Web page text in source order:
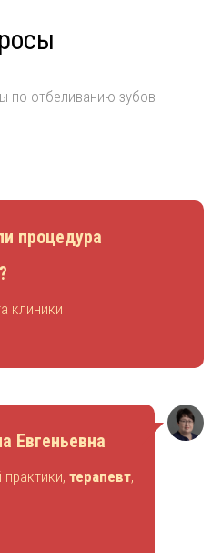
по отбеливанию зубов
процедура
клиники
Евгеньевна
терапевт,